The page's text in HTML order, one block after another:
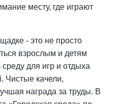
месту, где играют
- это не просто
взрослым и детям
для игр и отдыха
Чистые качели,
награда за труды. В